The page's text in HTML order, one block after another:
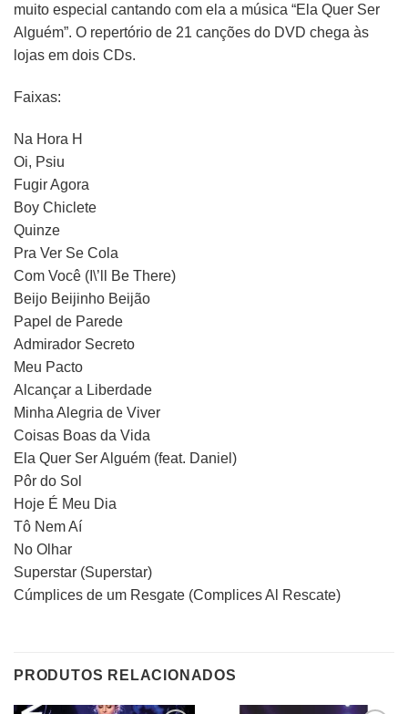
muito especial cantando com ela a música “Ela Quer Ser
Alguém”. O repertório de 21 canções do DVD chega às
lojas em dois CDs.
Faixas:
Na Hora H
Oi, Psiu
Fugir Agora
Boy Chiclete
Quinze
Pra Ver Se Cola
Com Você (I\’ll Be There)
Beijo Beijinho Beijão
Papel de Parede
Admirador Secreto
Meu Pacto
Alcançar a Liberdade
Minha Alegria de Viver
Coisas Boas da Vida
Ela Quer Ser Alguém (feat. Daniel)
Pôr do Sol
Hoje É Meu Dia
Tô Nem Aí
No Olhar
Superstar (Superstar)
Cúmplices de um Resgate (Complices Al Rescate)
PRODUTOS RELACIONADOS